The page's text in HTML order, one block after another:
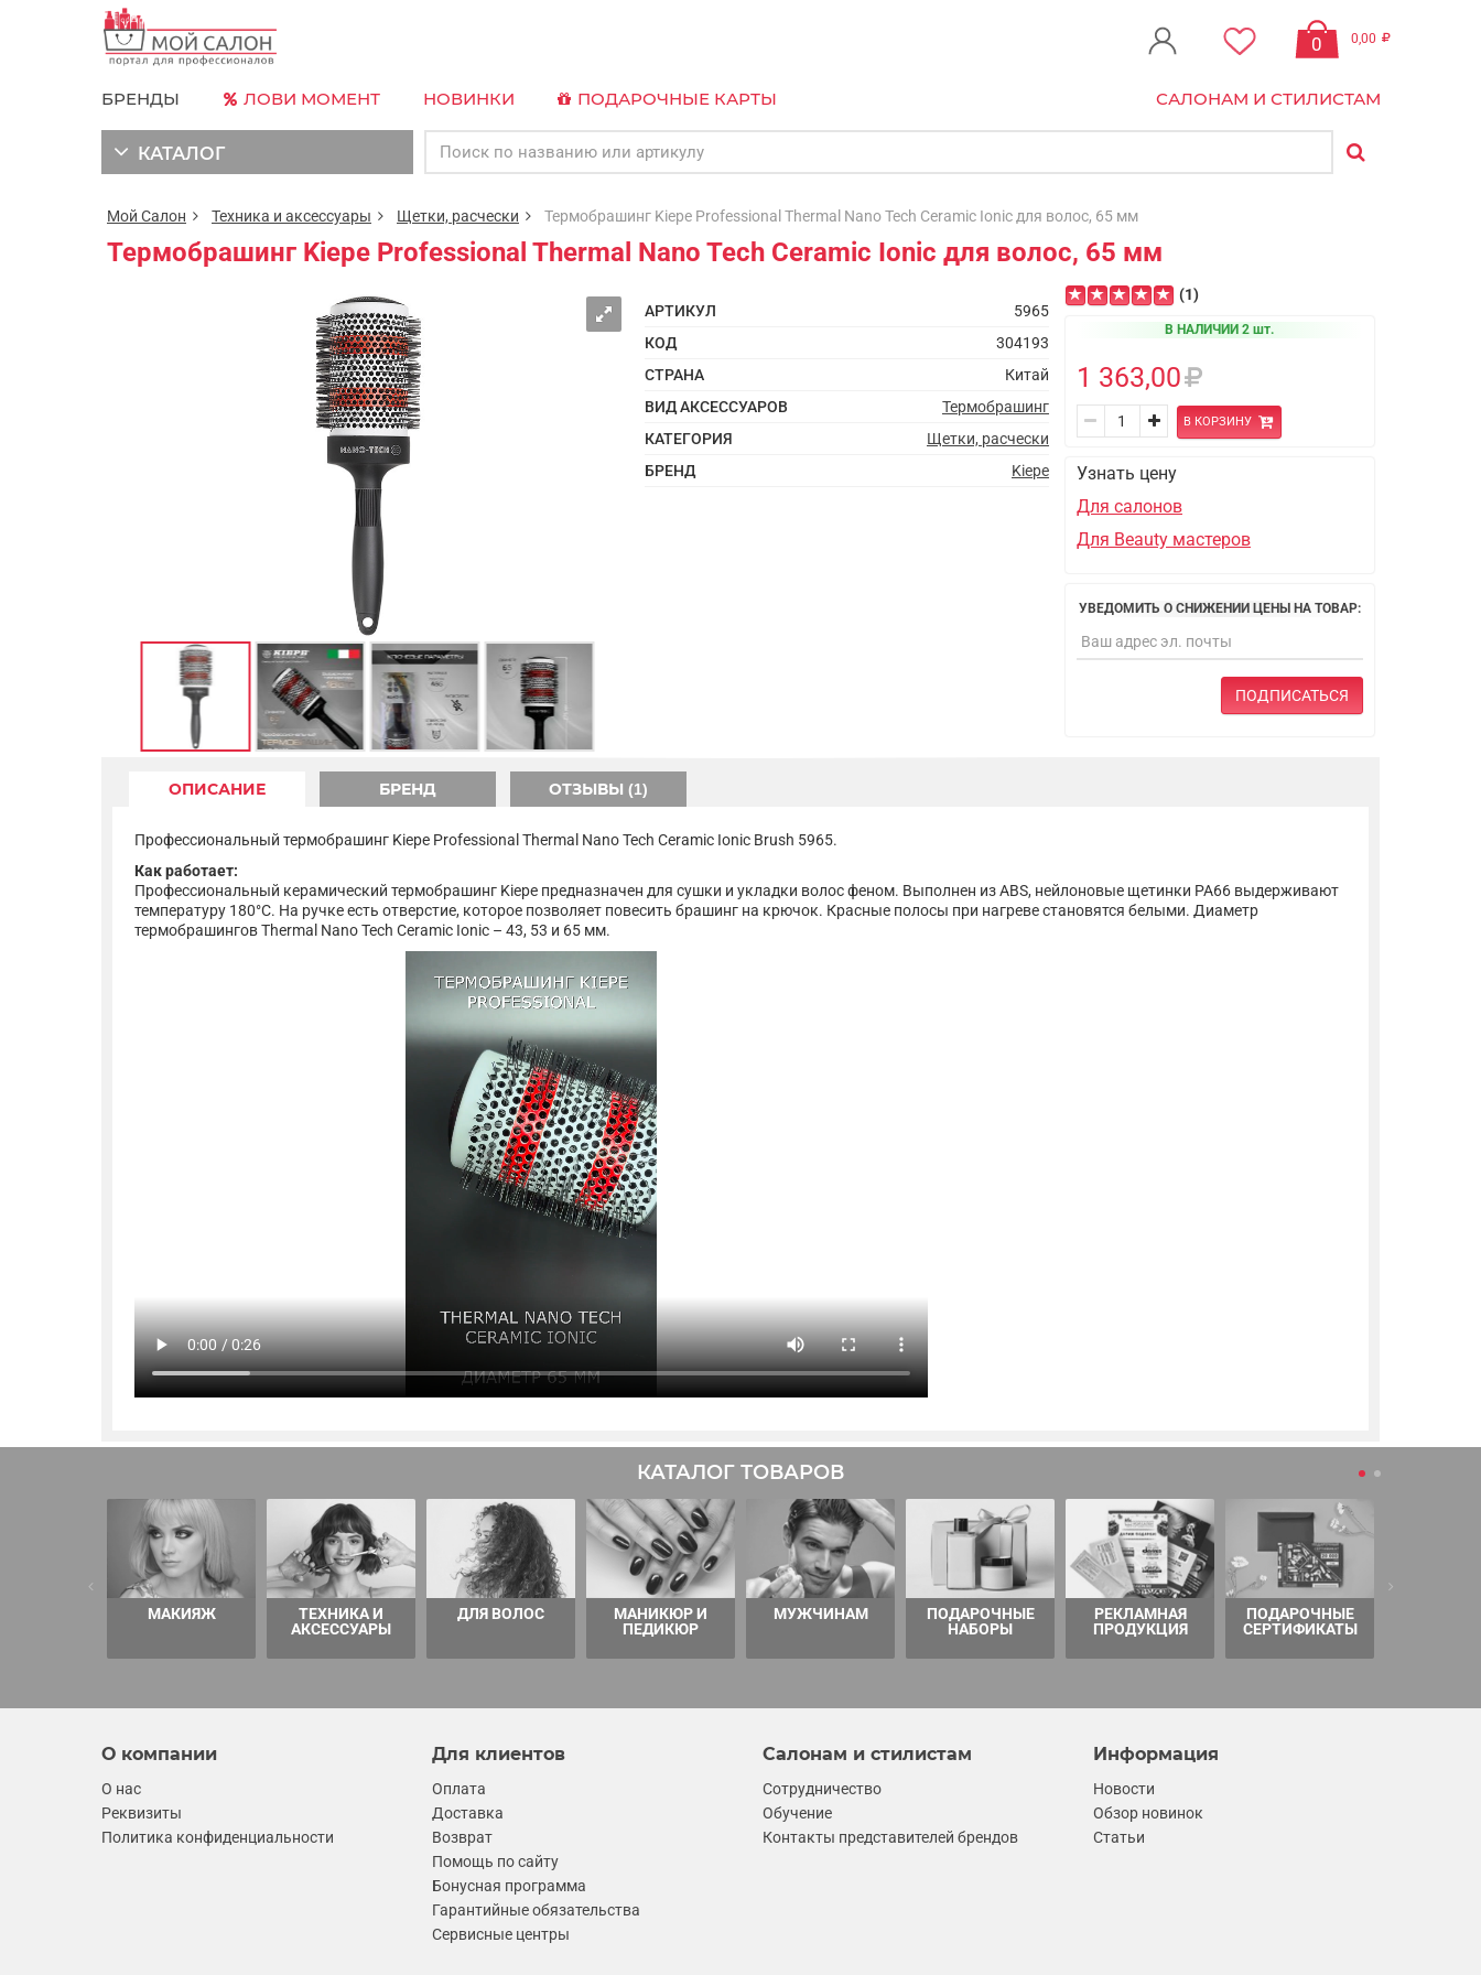
0 0,00
БРЕНДЫ ЛОВИ МОМЕНТ НОВИНКИ ПОДАРОЧНЫЕ КАРТЫ САЛОНАМ И СТИЛИСТАМ
КАТАЛОГ
Мой Салон Техника и аксессуары Щетки, расчески Термобрашинг Kiepe Professional Thermal Nano Tech Ceramic Ionic для волос, 65 мм
Термобрашинг Kiepe Professional Thermal Nano Tech Ceramic Ionic для волос, 65 мм
АРТИКУЛ
5965
КОД
304193
СТРАНА
Китай
ВИД АКСЕССУАРОВ
Термобрашинг
КАТЕГОРИЯ
Щетки, расчески
БРЕНД
Kiepe
(1)
В НАЛИЧИИ 2 шт.
1 363,00
В КОРЗИНУ
Узнать цену
Для салонов
Для Beauty мастеров
УВЕДОМИТЬ О СНИЖЕНИИ ЦЕНЫ НА ТОВАР:
ПОДПИСАТЬСЯ
ОПИСАНИЕ БРЕНД ОТЗЫВЫ (1)
Профессиональный термобрашинг Kiepe Professional Thermal Nano Tech Ceramic Ionic Brush 5965.
Как работает:
Профессиональный керамический термобрашинг Kiepe предназначен для сушки и укладки волос феном. Выполнен из ABS, нейлоновые щетинки PA66 выдерживают
температуру 180°С. На ручке есть отверстие, которое позволяет повесить брашинг на крючок. Красные полосы при нагреве становятся белыми. Диаметр
термобрашингов Thermal Nano Tech Ceramic Ionic – 43, 53 и 65 мм.
КАТАЛОГ ТОВАРОВ
МАКИЯЖ
ТЕХНИКА И
АКСЕССУАРЫ
ДЛЯ ВОЛОС
МАНИКЮР И
ПЕДИКЮР
МУЖЧИНАМ
ПОДАРОЧНЫЕ
НАБОРЫ
РЕКЛАМНАЯ
ПРОДУКЦИЯ
ПОДАРОЧНЫЕ
СЕРТИФИКАТЫ
О компании
О нас
Реквизиты
Политика конфиденциальности
Для клиентов
Оплата
Доставка
Возврат
Помощь по сайту
Бонусная программа
Гарантийные обязательства
Сервисные центры
Салонам и стилистам
Сотрудничество
Обучение
Контакты представителей брендов
Информация
Новости
Обзор новинок
Статьи